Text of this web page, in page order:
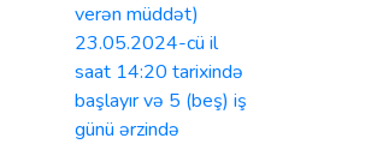
verən müddət)
23.05.2024-cü il
saat 14:20 tarixində
başlayır və 5 (beş) iş
günü ərzində